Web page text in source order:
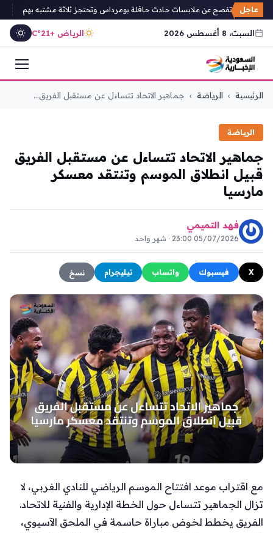
عاجل
الجزائرية تفصح عن ملابسات حادث حافلة بومرداس وتحتجز ثلاثة مشتبه بهم
السبت، 8 أغسطس 2026 الرياض +21°C
التجاوز
الرئيسية › الرياضة › جماهير الاتحاد تتساءل عن مستقبل الفريق...
الرياضة
جماهير الاتحاد تتساءل عن مستقبل الفريق
قبيل انطلاق الموسم وتنتقد معسكر
مارسيا
فهد التميمي
05/07/2026 23:00 · شهر واحد
X فيسبوك واتساب تيليجرام نسخ
مع اقتراب موعد افتتاح الموسم الرياضي للنادي الغربي، لا
تزال الجماهير تتساءل حول الخطة الإدارية والفنية للاتحاد.
الفريق يخطط لخوض مباراة حاسمة في الملحق الآسيوي،